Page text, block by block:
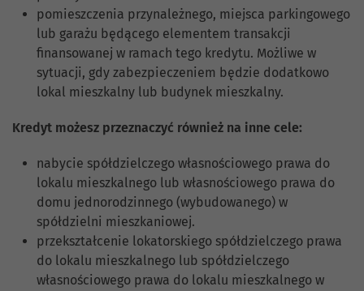
pomieszczenia przynależnego, miejsca parkingowego
lub garażu będącego elementem transakcji
finansowanej w ramach tego kredytu. Możliwe w
sytuacji, gdy zabezpieczeniem będzie dodatkowo
lokal mieszkalny lub budynek mieszkalny.
Kredyt możesz przeznaczyć również na inne cele:
nabycie spółdzielczego własnościowego prawa do
lokalu mieszkalnego lub własnościowego prawa do
domu jednorodzinnego (wybudowanego) w
spółdzielni mieszkaniowej.
przekształcenie lokatorskiego spółdzielczego prawa
do lokalu mieszkalnego lub spółdzielczego
własnościowego prawa do lokalu mieszkalnego w